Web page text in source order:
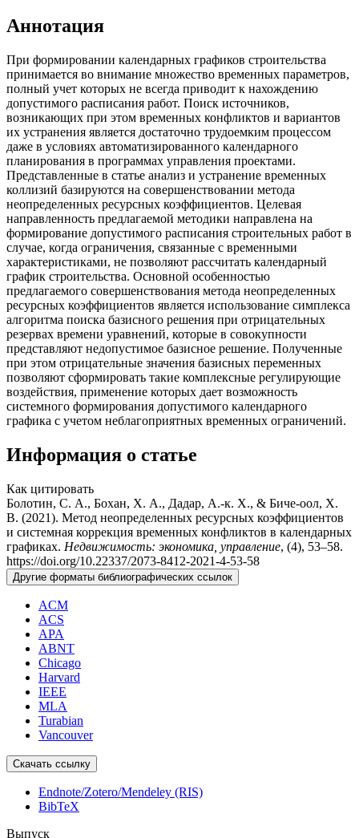
Аннотация
При формировании календарных графиков строительства
принимается во внимание множество временных параметров,
полный учет которых не всегда приводит к нахождению
допустимого расписания работ. Поиск источников,
возникающих при этом временных конфликтов и вариантов
их устранения является достаточно трудоемким процессом
даже в условиях автоматизированного календарного
планирования в программах управления проектами.
Представленные в статье анализ и устранение временных
коллизий базируются на совершенствовании метода
неопределенных ресурсных коэффициентов. Целевая
направленность предлагаемой методики направлена на
формирование допустимого расписания строительных работ в
случае, когда ограничения, связанные с временными
характеристиками, не позволяют рассчитать календарный
график строительства. Основной особенностью
предлагаемого совершенствования метода неопределенных
ресурсных коэффициентов является использование симплекса
алгоритма поиска базисного решения при отрицательных
резервах времени уравнений, которые в совокупности
представляют недопустимое базисное решение. Полученные
при этом отрицательные значения базисных переменных
позволяют сформировать такие комплексные регулирующие
воздействия, применение которых дает возможность
системного формирования допустимого календарного
графика с учетом неблагоприятных временных ограничений.
Информация о статье
Как цитировать
Болотин, С. А., Бохан, Х. А., Дадар, А.-к. Х., & Биче-оол, Х.
В. (2021). Метод неопределенных ресурсных коэффициентов
и системная коррекция временных конфликтов в календарных
графиках. Недвижимость: экономика, управление, (4), 53–58.
https://doi.org/10.22337/2073-8412-2021-4-53-58
Другие форматы библиографических ссылок
ACM
ACS
APA
ABNT
Chicago
Harvard
IEEE
MLA
Turabian
Vancouver
Скачать ссылку
Endnote/Zotero/Mendeley (RIS)
BibTeX
Выпуск